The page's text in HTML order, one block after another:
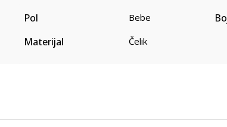
Pol Bebe
Materijal Čelik